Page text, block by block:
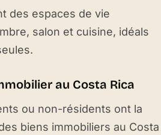
des espaces de vie
salon et cuisine, idéals
au Costa Rica
ou non-résidents ont la
biens immobiliers au Costa